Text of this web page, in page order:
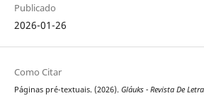
Publicado
2026-01-26
Como Citar
Páginas pré-textuais. (2026). Gláuks - Revista De